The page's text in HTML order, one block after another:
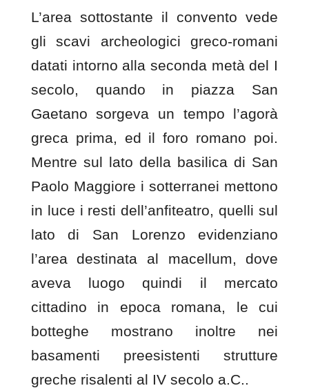
L’area sottostante il convento vede
gli
scavi archeologici
greco-romani
datati intorno alla seconda metà del I
secolo, quando in
piazza San
Gaetano sorgeva un tempo l’agorà
greca prima, ed il foro romano poi.
Mentre sul lato della basilica di San
Paolo Maggiore i sotterranei mettono
in luce i resti dell’anfiteatro, quelli sul
lato di San Lorenzo evidenziano
l’area destinata al
macellum, dove
aveva luogo quindi il mercato
cittadino in epoca romana, le cui
botteghe mostrano inoltre nei
basamenti preesistenti strutture
greche risalenti al IV secolo a.C..